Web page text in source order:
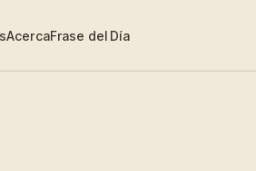
AcercaFrase del Día